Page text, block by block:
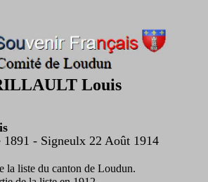
Louis
1891 - Signeulx 22 Août 1914
la liste du canton de Loudun.